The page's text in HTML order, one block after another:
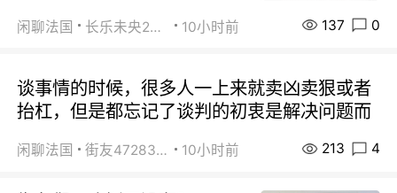
闲聊法国 长乐未央2015 10小时前 137 0
谈事情的时候，很多人一上来就卖凶卖狠或者
抬杠，但是都忘记了谈判的初衷是解决问题而
闲聊法国 街友472838572 10小时前 213 4